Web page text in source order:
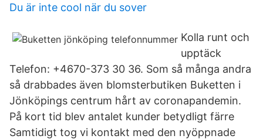
Du är inte cool när du sover
Kolla runt och
upptäck
Telefon: +4670-373 30 36. Som så många andra
så drabbades även blomsterbutiken Buketten i
Jönköpings centrum hårt av coronapandemin.
På kort tid blev antalet kunder betydligt färre
Samtidigt tog vi kontakt med den nyöppnade